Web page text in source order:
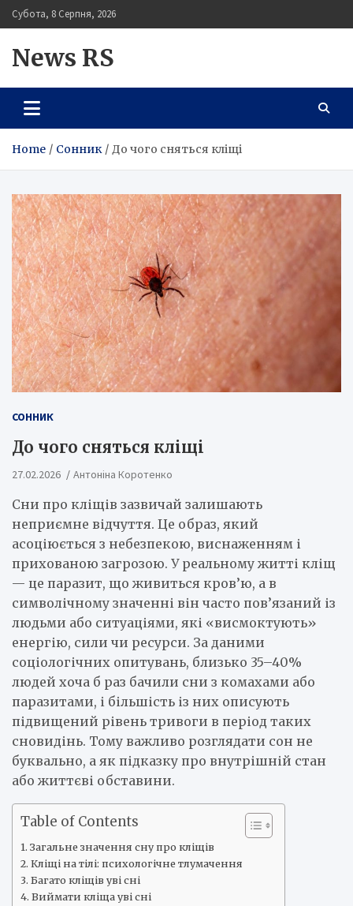
Skip
to
Субота, 8 Серпня, 2026
News RS
Home Сонник До чого сняться кліщі
СОННИК
До чого сняться кліщі
27.02.2026 Антоніна Коротенко
Сни про кліщів зазвичай залишають
неприємне відчуття. Це образ, який
асоціюється з небезпекою, виснаженням і
прихованою загрозою. У реальному житті кліщ
— це паразит, що живиться кров’ю, а в
символічному значенні він часто пов’язаний із
людьми або ситуаціями, які «висмоктують»
енергію, сили чи ресурси. За даними
соціологічних опитувань, близько 35–40%
людей хоча б раз бачили сни з комахами або
паразитами, і більшість із них описують
підвищений рівень тривоги в період таких
сновидінь. Тому важливо розглядати сон не
буквально, а як підказку про внутрішній стан
або життєві обставини.
Table of Contents
Загальне значення сну про кліщів
Кліщі на тілі: психологічне тлумачення
Багато кліщів уві сні
Виймати кліща уві сні